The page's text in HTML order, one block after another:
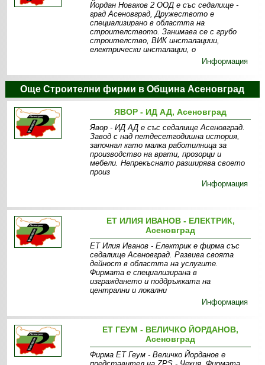
Йордан Новаков 2 ООД е със седалище -
град Асеновград, Дружеството е
специализирано в областта на
строителството. Занимава се с грубо
строителство, ВИК инсталациии,
електрически инсталации, о
Информация
Още Строителни фирми в Община Асеновград
ЯВОР - ИД АД, Асеновград
Явор - ИД АД е със седалище Асеновград.
Завод с над петдесетгодишна история,
започнал като малка работилница за
производство на врати, прозорци и
мебели. Непрекъснато разширява своето
произ
Информация
ЕТ ИЛИЯ ИВАНОВ - ЕЛЕКТРИК,
Асеновград
ЕТ Илия Иванов - Електрик е фирма със
седалище Асеновград. Развива своята
дейност в областта на услугите.
Фирмата е специализирана в
изграждането и поддръжката на
централни и локални
Информация
ЕТ ГЕУМ - ВЕЛИЧКО ЙОРДАНОВ,
Асеновград
Фирма ЕТ Геум - Величко Йорданов е